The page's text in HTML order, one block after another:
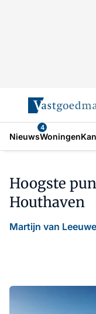
Nieuws
4
Woningen
Hoogste
Houthaven
Martijn van